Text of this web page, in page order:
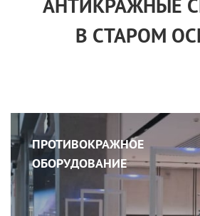
АНТИКРАЖНЫЕ
В СТАРОМ
ПРОТИВОКРАЖНОЕ
ОБОРУДОВАНИЕ